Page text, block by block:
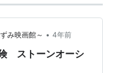
同制作）
-2013年）
み映画館～ • 4年前
ストーンオーシ